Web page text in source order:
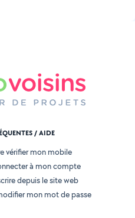
/ AIDE
vérifier mon mobile
à mon compte
depuis le site web
mon mot de passe